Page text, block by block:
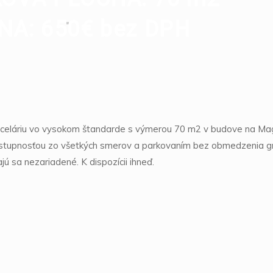
650€ bez DPH
vo vysokom štandarde s výmerou 70 m2 v budove na
zo všetkých smerov a parkovaním bez obmedzenia
sa nezariadené. K dispozícii ihneď.